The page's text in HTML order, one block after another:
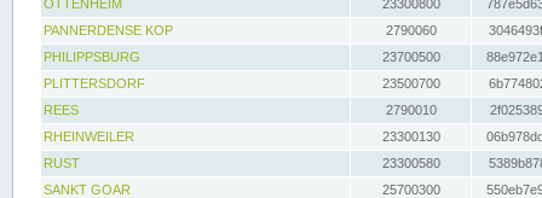
OTTENHEIM
23300800
PANNERDENSE KOP
2790060
PHILIPPSBURG
23700500
PLITTERSDORF
23500700
REES
2790010
RHEINWEILER
23300130
RUST
23300580
SANKT GOAR
25700300